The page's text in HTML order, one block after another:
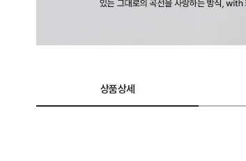
상품상세